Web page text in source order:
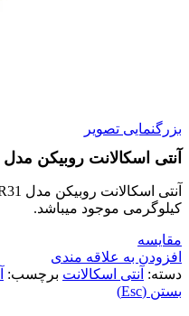
بزرگنمایی تصویر
آنتی اسکالانت روبیکن مدل R31 گالن 20 کیلوگرمی
کیلوگرمی موجود میباشد.
مقایسه
افزودن به علاقه مندی
دسته: آنتی اسکالانت برچسب:
بستن (Esc)